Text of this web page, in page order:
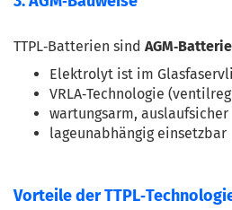
TTPL‑Batterien sind
Elektrolyt ist im
VRLA‑Technologie
wartungsarm, auslaufsicher
lageunabhängig einsetzbar
Vorteile der